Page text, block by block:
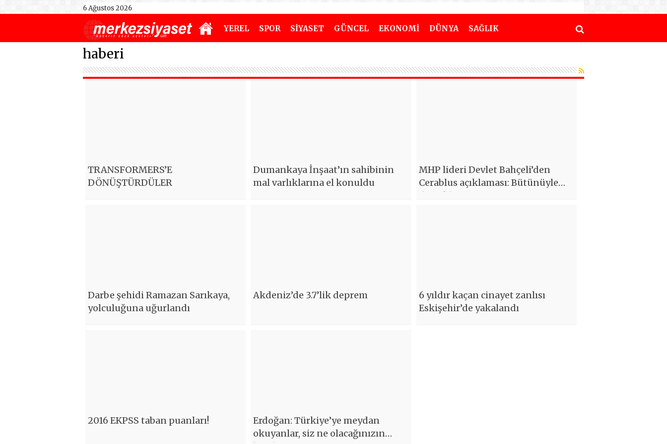
6 Ağustos 2026
YEREL SPOR SİYASET GÜNCEL EKONOMİ DÜNYA SAĞLIK
haberi
TRANSFORMERS’E
DÖNÜŞTÜRDÜLER
Dumankaya İnşaat’ın sahibinin
mal varlıklarına el konuldu
MHP lideri Devlet Bahçeli’den
Cerablus açıklaması: Bütünüyle
destekliyoruz
Darbe şehidi Ramazan Sarıkaya,
yolculuğuna uğurlandı
Akdeniz’de 3.7’lik deprem
6 yıldır kaçan cinayet zanlısı
Eskişehir’de yakalandı
2016 EKPSS taban puanları!
Erdoğan: Türkiye’ye meydan
okuyanlar, siz ne olacağınızın